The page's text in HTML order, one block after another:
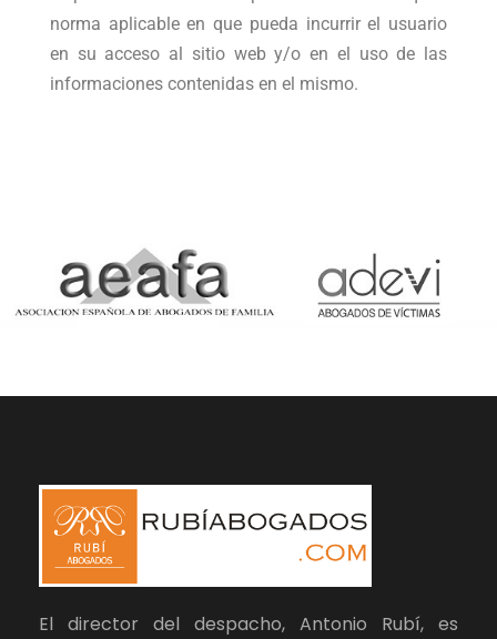
norma aplicable en que pueda incurrir el usuario
en su acceso al sitio web y/o en el uso de las
informaciones contenidas en el mismo.
El director del despacho, Antonio Rubí, es